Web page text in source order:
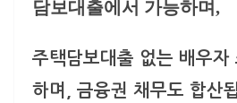
담보대출에서 가능하며,
주택담보대출 없는 배우자
하며, 금융권 채무도 합산